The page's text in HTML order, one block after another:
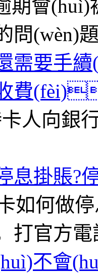
期會
問(wèn)
需要
費
人向銀
息掛賬?
如何做
方電
不會